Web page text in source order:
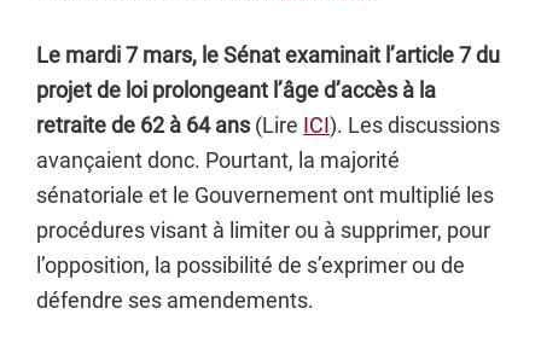
Le mardi 7 mars, le Sénat examinait l’article 7 du
projet de loi prolongeant l’âge d’accès à la
retraite de 62 à 64 ans (Lire ICI). Les discussions
avançaient donc. Pourtant, la majorité
sénatoriale et le Gouvernement ont multiplié les
procédures visant à limiter ou à supprimer, pour
l’opposition, la possibilité de s’exprimer ou de
défendre ses amendements.